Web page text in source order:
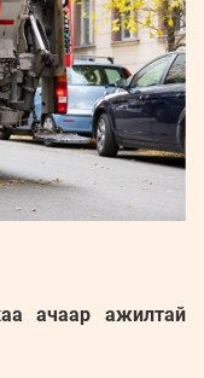
ачаар ажилтай